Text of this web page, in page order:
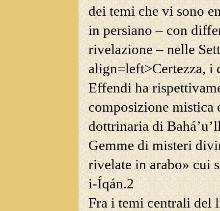
dei temi che vi sono
in persiano – con
rivelazione – nelle
align=left>Certezza, i
Effendi ha
composizione mistica
dottrinaria di
Gemme di misteri
rivelate in arabo» cui
i-Íqán.2
Fra i temi centrali del